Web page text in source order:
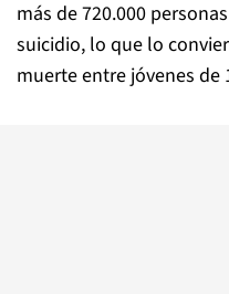
más de 720.000
suicidio, lo que lo
muerte entre jóvenes de